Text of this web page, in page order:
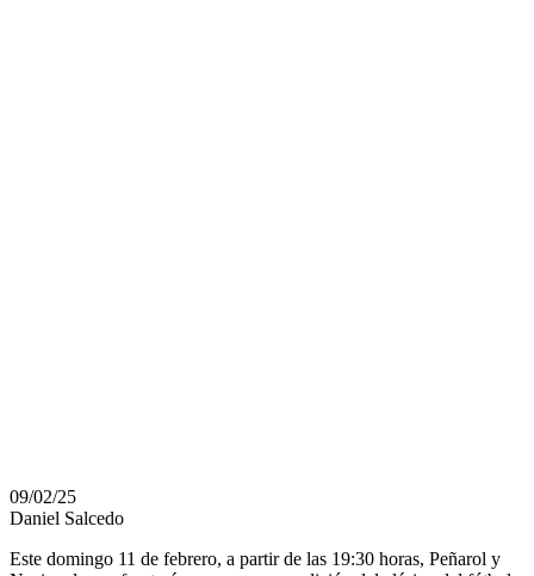
09/02/25
Daniel Salcedo
Este domingo 11 de febrero, a partir de las 19:30 horas, Peñarol y